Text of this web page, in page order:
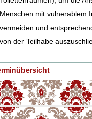
Menschen mit vulnerablem
vermeiden und
von der Teilhabe